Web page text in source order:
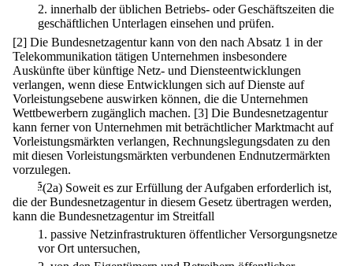
2. innerhalb der üblichen Betriebs- oder Geschäftszeiten die
geschäftlichen Unterlagen einsehen und prüfen.
[2] Die Bundesnetzagentur kann von den nach Absatz 1 in der
Telekommunikation tätigen Unternehmen insbesondere
Auskünfte über künftige Netz- und Diensteentwicklungen
verlangen, wenn diese Entwicklungen sich auf Dienste auf
Vorleistungsebene auswirken können, die die Unternehmen
Wettbewerbern zugänglich machen. [3] Die Bundesnetzagentur
kann ferner von Unternehmen mit beträchtlicher Marktmacht auf
Vorleistungsmärkten verlangen, Rechnungslegungsdaten zu den
mit diesen Vorleistungsmärkten verbundenen Endnutzermärkten
vorzulegen.
5(2a) Soweit es zur Erfüllung der Aufgaben erforderlich ist,
die der Bundesnetzagentur in diesem Gesetz übertragen werden,
kann die Bundesnetzagentur im Streitfall
1. passive Netzinfrastrukturen öffentlicher Versorgungsnetze
vor Ort untersuchen,